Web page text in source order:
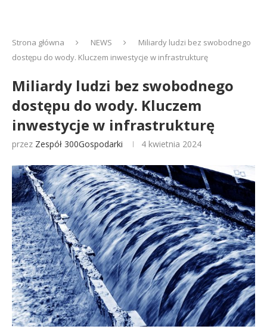
Strona główna NEWS
Miliardy ludzi bez swobodnego
dostępu do wody. Kluczem inwestycje w infrastrukturę
Miliardy ludzi bez swobodnego
dostępu do wody. Kluczem
inwestycje w infrastrukturę
przez Zespół 300Gospodarki 4 kwietnia 2024